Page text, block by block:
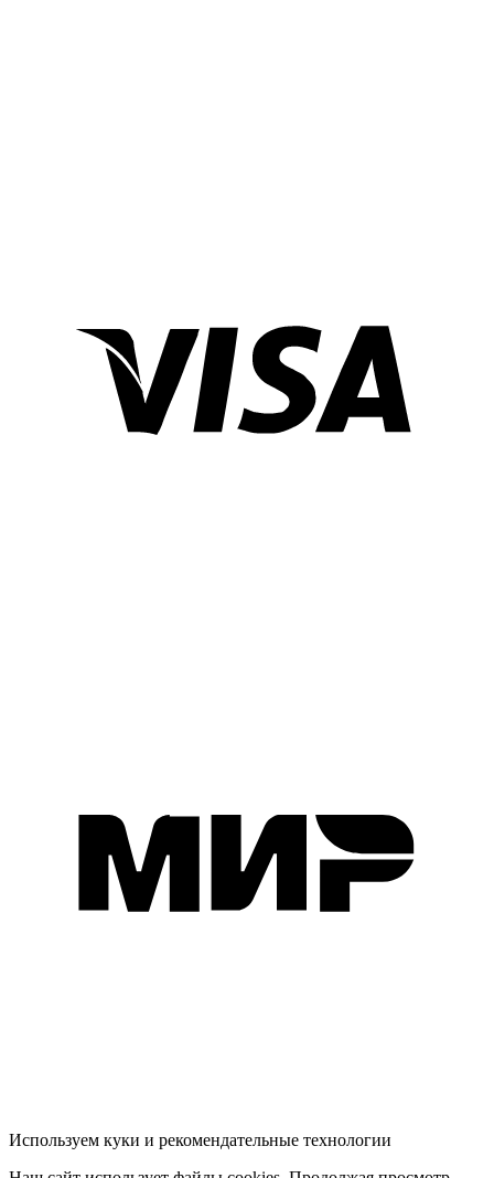
Используем куки и рекомендательные технологии